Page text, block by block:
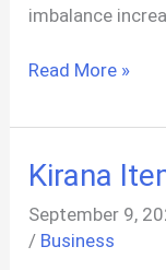
imbalance
గోవింద
(Govinda
PDF
In
Telugu
Read More »
Kirana
September 9,
/ Business